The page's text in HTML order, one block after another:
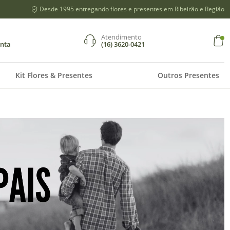
Desde 1995 entregando flores e presentes em Ribeirão e Região
se
Atendimento
(16) 3620-0421
Kit Flores & Presentes Outros Presentes